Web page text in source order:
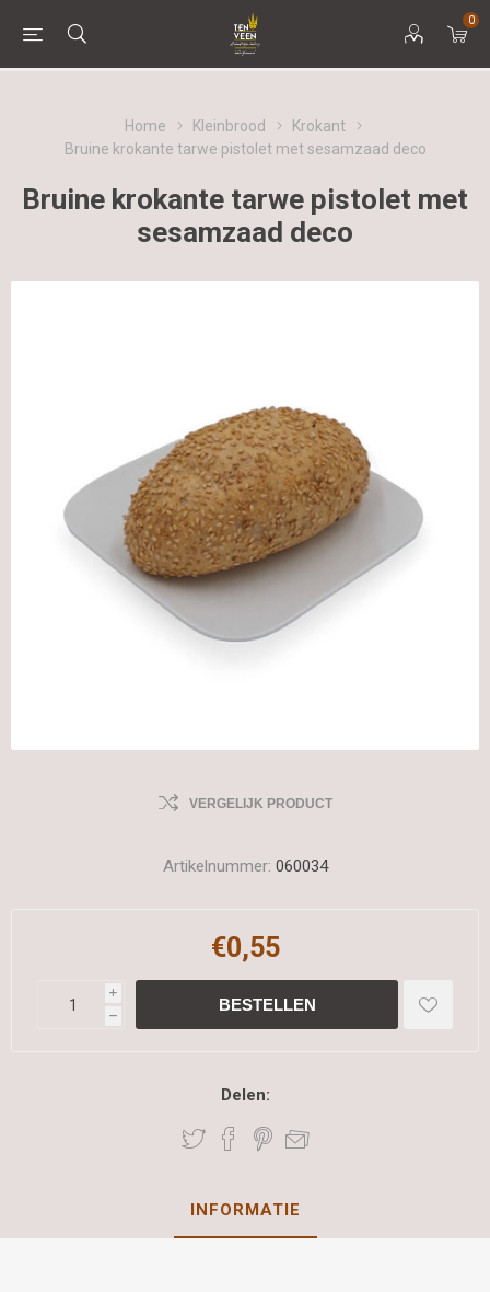
0
Home Kleinbrood
Krokant
Bruine krokante tarwe pistolet met sesamzaad deco
Bruine krokante tarwe pistolet met
sesamzaad deco
VERGELIJK PRODUCT
Artikelnummer: 060034
€0,55
i
h
Delen:
INFORMATIE